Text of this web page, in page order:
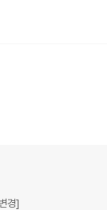
경]